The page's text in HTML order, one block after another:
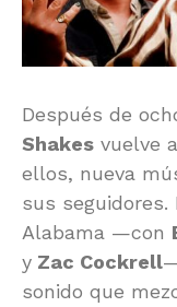
Después de
Shakes vuelve
ellos, nueva
sus seguidores.
Alabama —con
y Zac Cockrell
sonido que